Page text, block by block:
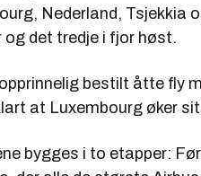
Nederland, Tsjekkia
og det tredje i fjor høst.
bestilt åtte fly
at Luxembourg øker
bygges i to etapper: